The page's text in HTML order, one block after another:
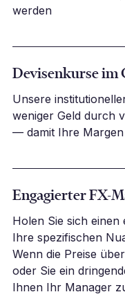
werden
Devisenkurse im
Unsere
weniger Geld durch
— damit Ihre Margen
Engagierter FX-
Holen Sie sich
Ihre spezifischen
Wenn die Preise
oder Sie ein
Ihnen Ihr Manager